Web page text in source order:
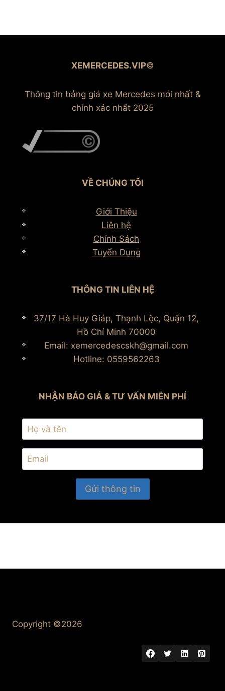
XEMERCEDES.VIP©
Thông tin bảng giá xe Mercedes mới nhất &
chính xác nhất 2025
VỀ CHÚNG TÔI
Giới Thiệu
Liên hệ
Chính Sách
Tuyển Dụng
THÔNG TIN LIÊN HỆ
37/17 Hà Huy Giáp, Thạnh Lộc, Quận 12,
Hồ Chí Minh 70000
Email: xemercedescskh@gmail.com
Hotline: 0559562263
NHẬN BÁO GIÁ & TƯ VẤN MIỄN PHÍ
Copyright ©2026